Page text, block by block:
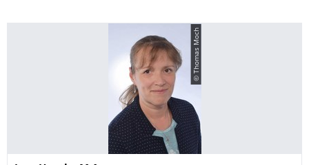
© Thomas Moch